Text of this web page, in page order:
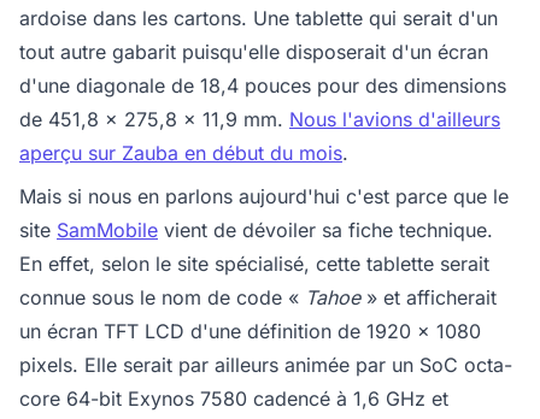
ardoise dans les cartons. Une tablette qui serait d'un
tout autre gabarit puisqu'elle disposerait d'un écran
d'une diagonale de 18,4 pouces pour des dimensions
de 451,8 x 275,8 x 11,9 mm. Nous l'avions d'ailleurs
aperçu sur Zauba en début du mois.
Mais si nous en parlons aujourd'hui c'est parce que le
site SamMobile vient de dévoiler sa fiche technique.
En effet, selon le site spécialisé, cette tablette serait
connue sous le nom de code « Tahoe» et afficherait
un écran TFT LCD d'une définition de 1920 x 1080
pixels. Elle serait par ailleurs animée par un SoC octa-
core 64-bit Exynos 7580 cadencé à 1,6 GHz et